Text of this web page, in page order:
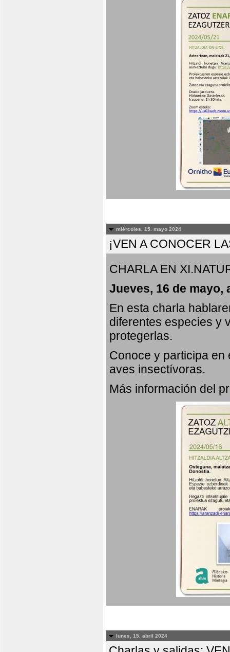
miércoles, 15. mayo 2024
¡VEN A CONOCER
CHARLA EN
Jueves, 16 de mayo,
En esta charla
diferentes especies y
protegerlas.
Conoce y participa
aves insectívoras.
Más información del
lunes, 15. abril 2024